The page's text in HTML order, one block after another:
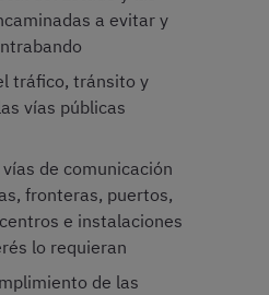
a evitar y
tráfico, tránsito y
vías públicas
de comunicación
fronteras, puertos,
e instalaciones
lo requieran
de las